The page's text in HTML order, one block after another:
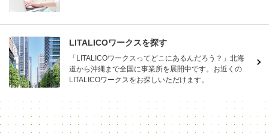
LITALICOワークスを探す
「LITALICOワークスってどこにあるんだろう？」北海
道から沖縄まで全国に事業所を展開中です。お近くの
LITALICOワークスをお探しいただけます。